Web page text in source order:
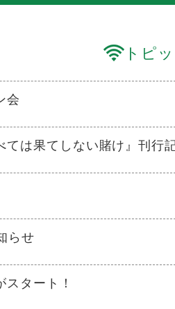
トピ
会
は果てしない賭け』刊行
らせ
タート！